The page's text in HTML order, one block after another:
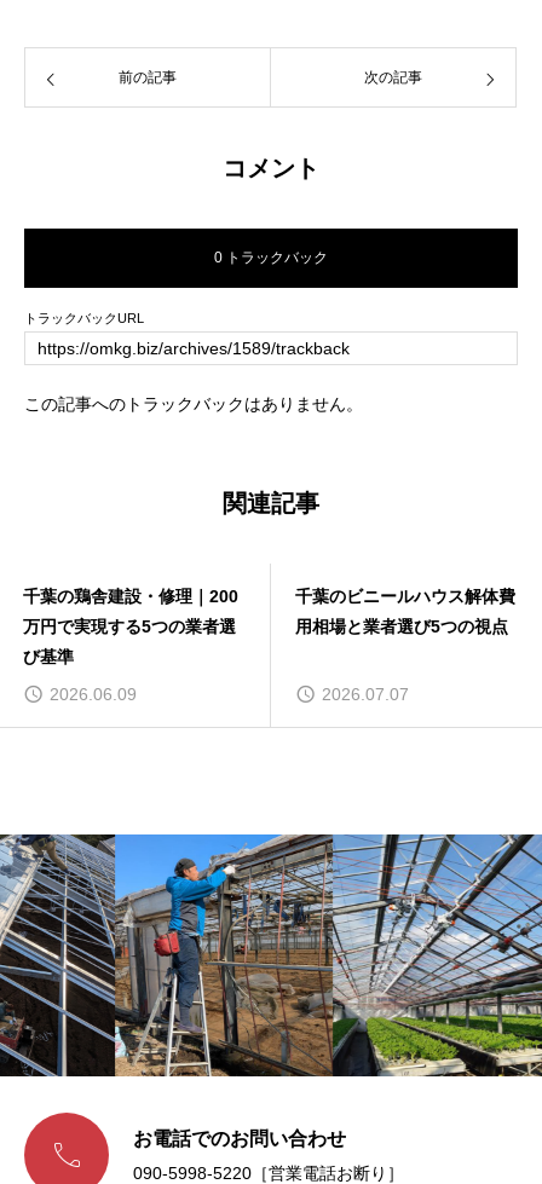
前の記事 次の記事
コメント
0 トラックバック
トラックバックURL
この記事へのトラックバックはありません。
関連記事
千葉の鶏舎建設・修理｜200
万円で実現する5つの業者選
び基準
2026.06.09
千葉のビニールハウス解体費
用相場と業者選び5つの視点
2026.07.07
 お電話でのお問い合わせ
090-5998-5220［営業電話お断り］